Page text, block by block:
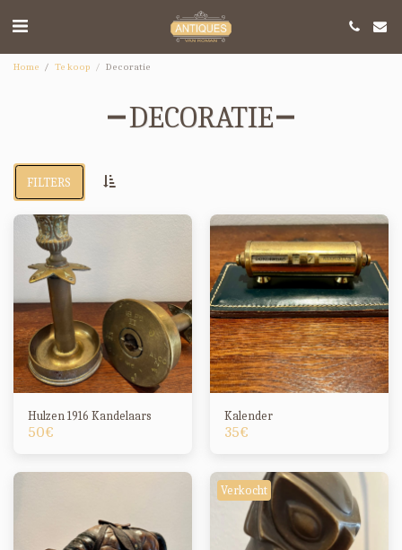
Home Te koop Decoratie
DECORATIE
FILTERS
Hulzen 1916 Kandelaars
50€
Kalender
35€
Verkocht